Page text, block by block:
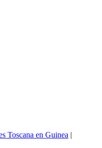
Toscana en Guinea |